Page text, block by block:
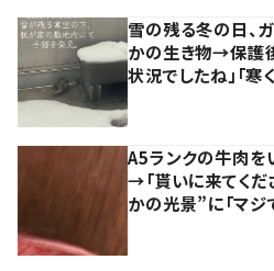
雪の残る冬の日、
かの生き物→保護
状況でしたね」「寒
A5ランクの牛肉を
→「貰いに来てくだ
かの光景”に「マジ